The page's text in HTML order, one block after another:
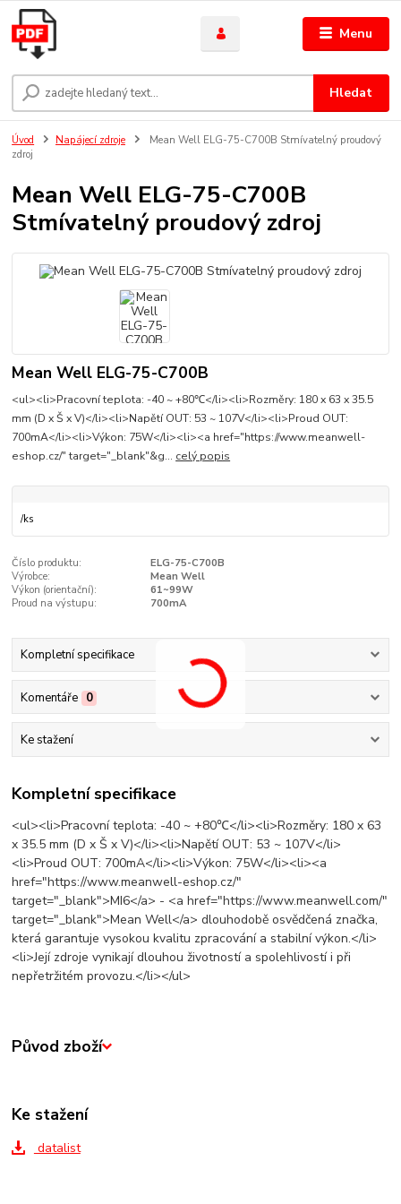
Menu
Hledat
Úvod Napájecí zdroje
Mean Well ELG-75-C700B Stmívatelný proudový
zdroj
Mean Well ELG-75-C700B
Stmívatelný proudový zdroj
Mean Well ELG-75-C700B
<ul><li>Pracovní teplota: -40 ~ +80℃</li><li>Rozměry: 180 x 63 x 35.5
mm (D x Š x V)</li><li>Napětí OUT: 53 ~ 107V</li><li>Proud OUT:
700mA</li><li>Výkon: 75W</li><li><a href="https://www.meanwell-
eshop.cz/" target="_blank"&g... celý popis
/ks
Číslo produktu:
ELG-75-C700B
Výrobce:
Mean Well
Výkon (orientační­):
61~99W
Proud na výstupu:
700mA
Kompletní specifikace
Komentáře 0
Ke stažení
Kompletní specifikace
<ul><li>Pracovní teplota: -40 ~ +80℃</li><li>Rozměry: 180 x 63
x 35.5 mm (D x Š x V)</li><li>Napětí OUT: 53 ~ 107V</li>
<li>Proud OUT: 700mA</li><li>Výkon: 75W</li><li><a
href="https://www.meanwell-eshop.cz/"
target="_blank">MI6</a> - <a href="https://www.meanwell.com/"
target="_blank">Mean Well</a> dlouhodobě osvědčená značka,
která garantuje vysokou kvalitu zpracování a stabilní výkon.</li>
<li>Její zdroje vynikají dlouhou životností a spolehlivostí i při
nepřetržitém provozu.</li></ul>
Původ zboží
Ke stažení
datalist